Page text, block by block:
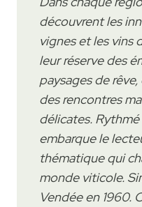
découvrent les
vignes et les vins
leur réserve des
paysages de
des rencontres
délicates.
embarque le
thématique qui
monde viticole.
Vendée en 1960.